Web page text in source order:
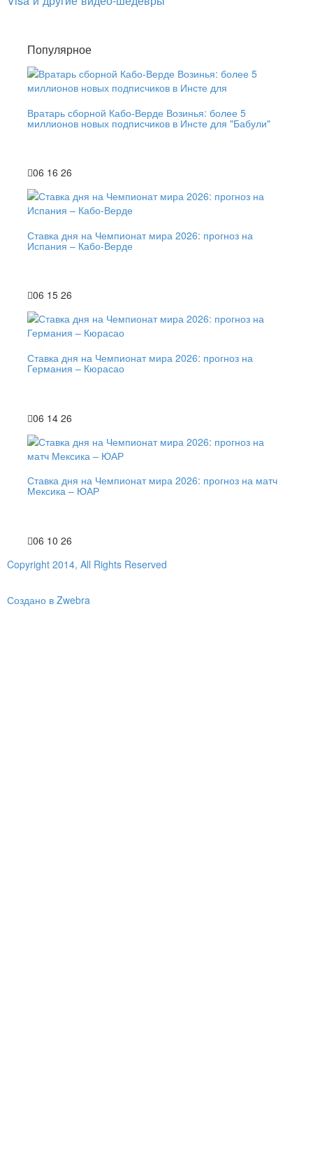
Популярное
Вратарь сборной Кабо-Верде Возинья: более 5
миллионов новых подписчиков в Инсте для "Бабули"
06 16 26
Ставка дня на Чемпионат мира 2026: прогноз на
Испания – Кабо-Верде
06 15 26
Ставка дня на Чемпионат мира 2026: прогноз на
Германия – Кюрасао
06 14 26
Ставка дня на Чемпионат мира 2026: прогноз на матч
Мексика – ЮАР
06 10 26
Copyright 2014, All Rights Reserved
Создано в Zwebra